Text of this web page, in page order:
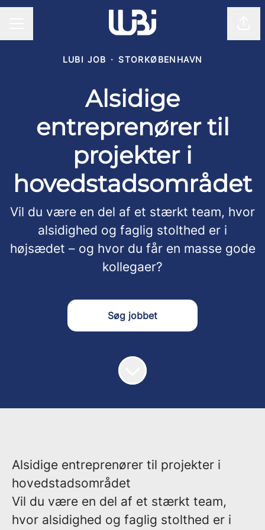
LUBI JOB · STORKØBENHAVN
Alsidige
entreprenører til
projekter i
hovedstadsområdet
Vil du være en del af et stærkt team, hvor
alsidighed og faglig stolthed er i
højsædet – og hvor du får en masse gode
kollegaer?
Søg jobbet
Alsidige entreprenører til projekter i
hovedstadsområdet
Vil du være en del af et stærkt team,
hvor alsidighed og faglig stolthed er i